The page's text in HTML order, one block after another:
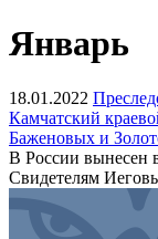
Январь
18.01.2022
Камчатский
Баженовых и
В России вынесен
Свидетелям